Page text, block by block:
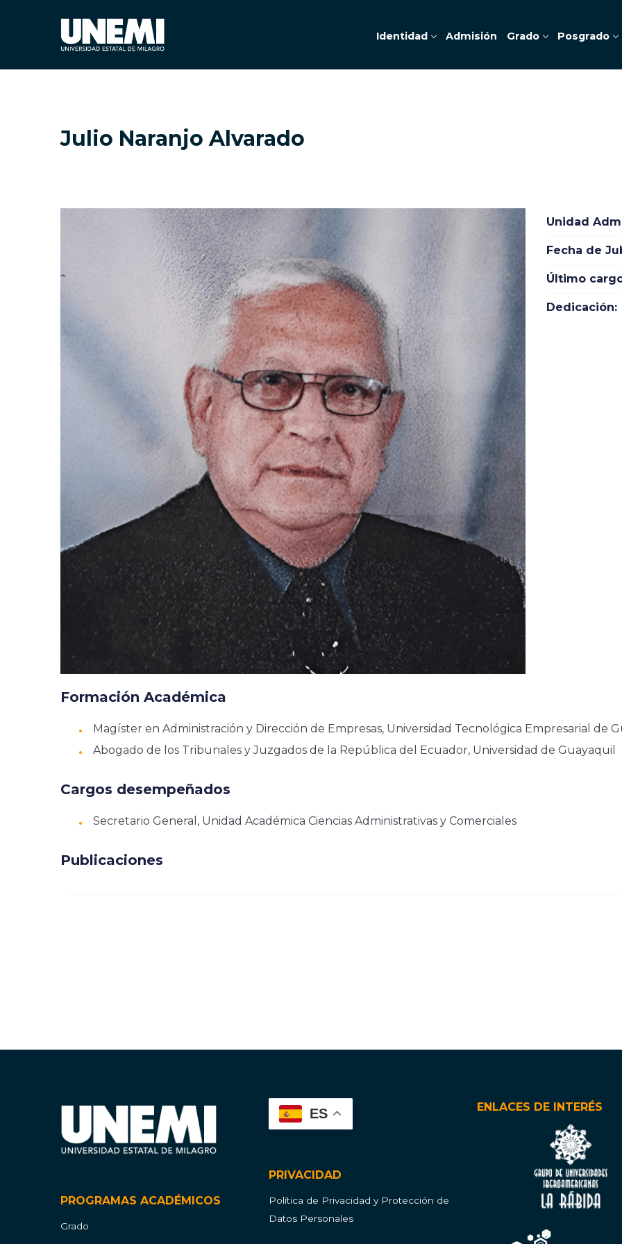
Identidad Admisión Grado Posgrado
Julio Naranjo Alvarado
Unidad
Fecha de
Último
Dedicación:
Formación Académica
Magíster en Administración y Dirección de Empresas, Universidad Tecnológica Empresarial de
Abogado de los Tribunales y Juzgados de la República del Ecuador, Universidad de Guayaquil
Cargos desempeñados
Secretario General, Unidad Académica Ciencias Administrativas y Comerciales
Publicaciones
PROGRAMAS ACADÉMICOS
Grado
ES
PRIVACIDAD
Política de Privacidad y Protección de
Datos Personales
ENLACES DE INTERÉS